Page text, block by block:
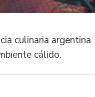
culinaria argentina
cálido.